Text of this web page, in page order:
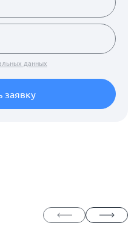
данных
заявку